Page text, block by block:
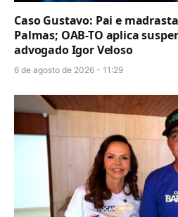
Caso Gustavo: Pai e
Palmas; OAB-TO aplica
advogado Igor Veloso
6 de agosto de 2026 - 11:29